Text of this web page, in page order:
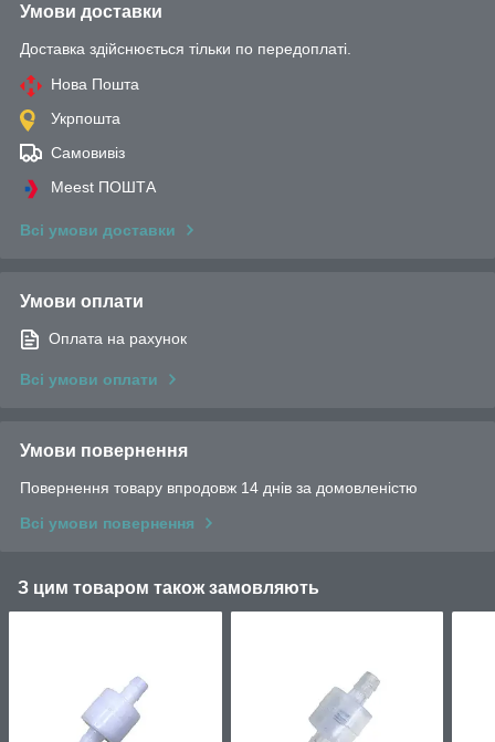
Умови доставки
Доставка здійснюється тільки по передоплаті.
Нова Пошта
Укрпошта
Самовивіз
Meest ПОШТА
Всі умови доставки
Умови оплати
Оплата на рахунок
Всі умови оплати
Умови повернення
Повернення товару впродовж 14 днів за домовленістю
Всі умови повернення
З цим товаром також замовляють